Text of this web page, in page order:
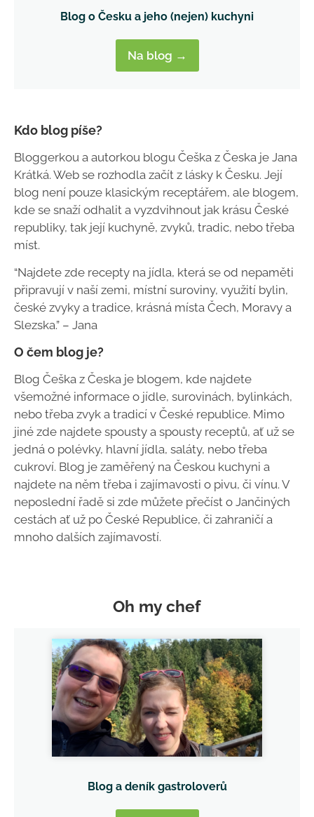
Blog o Česku a jeho (nejen) kuchyni
Na blog →
Kdo blog píše?
Bloggerkou a autorkou blogu Češka z Česka je Jana
Krátká. Web se rozhodla začít z lásky k Česku. Její
blog není pouze klasickým receptářem, ale blogem,
kde se snaží odhalit a vyzdvihnout jak krásu České
republiky, tak její kuchyně, zvyků, tradic, nebo třeba
míst.
“Najdete zde recepty na jídla, která se od nepaměti
připravují v naší zemi, místní suroviny, využití bylin,
české zvyky a tradice, krásná místa Čech, Moravy a
Slezska.” – Jana
O čem blog je?
Blog Češka z Česka je blogem, kde najdete
všemožné informace o jídle, surovinách, bylinkách,
nebo třeba zvyk a tradicí v České republice. Mimo
jiné zde najdete spousty a spousty receptů, ať už se
jedná o polévky, hlavní jídla, saláty, nebo třeba
cukroví. Blog je zaměřený na Českou kuchyni a
najdete na něm třeba i zajímavosti o pivu, či vínu. V
neposlední řadě si zde můžete přečíst o Jančiných
cestách ať už po České Republice, či zahraničí a
mnoho dalších zajímavostí.
Oh my chef
Blog a deník gastroloverů